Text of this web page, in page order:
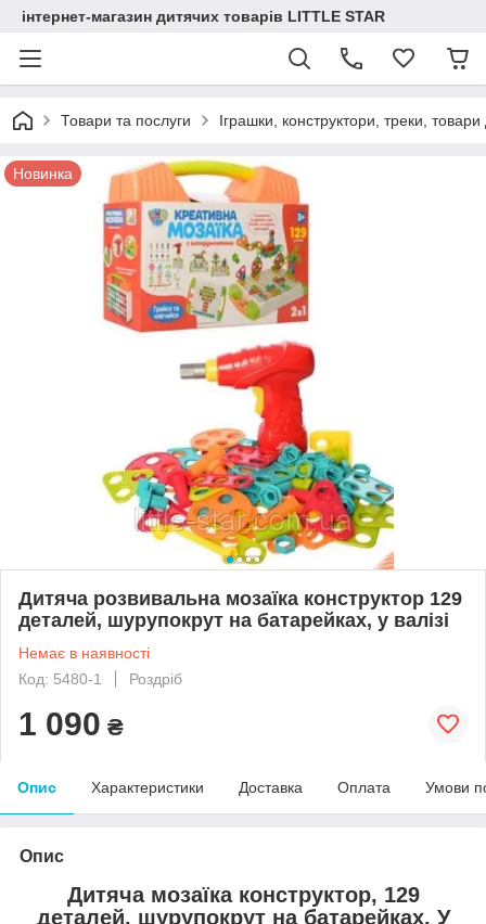
інтернет-магазин дитячих товарів LITTLE STAR
Товари та послуги Іграшки, конструктори, треки, товари
Новинка
Дитяча розвивальна мозаїка конструктор 129
деталей, шурупокрут на батарейках, у валізі
Немає в наявності
Код: 5480-1
Роздріб
1 090 ₴
Опис Характеристики Доставка Оплата Умови
Опис
Дитяча мозаїка конструктор, 129
деталей, шурупокрут на батарейках. У